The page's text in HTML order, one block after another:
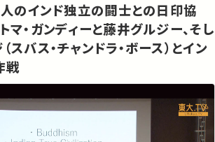
アが、ほかの誰かの学びに繋がる…
マ・ガンディーと藤井グルジー、そし
スバス・チャンドラ・ボース）とイン
戦